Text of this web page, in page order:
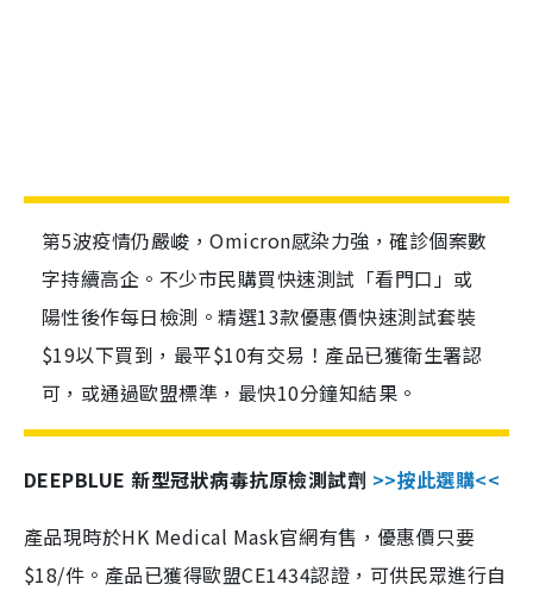
第5波疫情仍嚴峻，Omicron感染力強，確診個案數
字持續高企。不少市民購買快速測試「看門口」或
陽性後作每日檢測。精選13款優惠價快速測試套裝
$19以下買到，最平$10有交易！產品已獲衛生署認
可，或通過歐盟標準，最快10分鐘知結果。
DEEPBLUE 新型冠狀病毒抗原檢測試劑 >>按此選購<<
產品現時於HK Medical Mask官網有售，優惠價只要
$18/件。產品已獲得歐盟CE1434認證，可供民眾進行自